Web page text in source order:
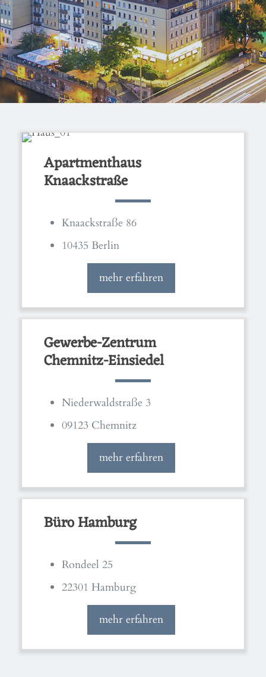
Apartmenthaus
Knaackstraße
Knaackstraße 86
10435 Berlin
mehr erfahren
Gewerbe-Zentrum
Chemnitz-Einsiedel
Niederwaldstraße 3
09123 Chemnitz
mehr erfahren
Büro Hamburg
Rondeel 25
22301 Hamburg
mehr erfahren